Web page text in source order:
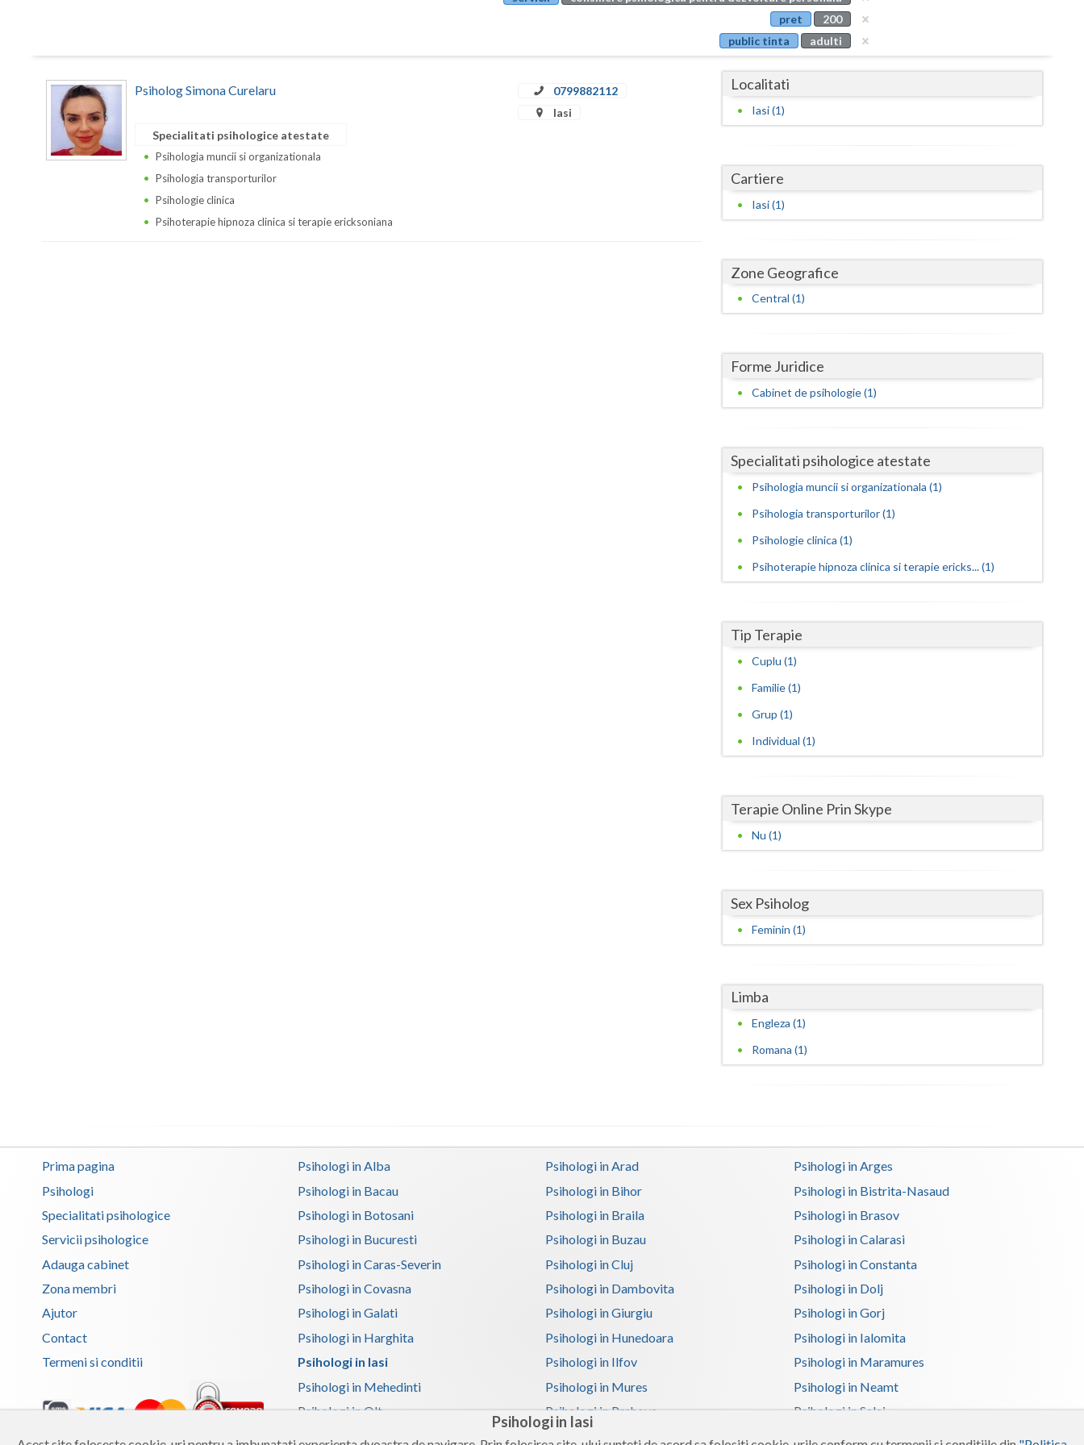
Psihologi in Iasi
Buzau
Calarasi
Caras-Severin
Hunedoara
Iasi
Ilfov
Neamt
Suceava
Teleorman
Valcea
Vrancea
pret
200
public tinta
adulti
Psiholog Simona Curelaru
0799882112
Iasi
Specialitati psihologice atestate
Psihologia muncii si organizationala
Psihologia transporturilor
Psihologie clinica
Psihoterapie hipnoza clinica si terapie ericksoniana
Localitati
Iasi (1)
Cartiere
Iasi (1)
Zone Geografice
Central (1)
Forme Juridice
Cabinet de psihologie (1)
Specialitati psihologice atestate
Psihologia muncii si organizationala (1)
Psihologia transporturilor (1)
Psihologie clinica (1)
Psihoterapie hipnoza clinica si terapie ericks... (1)
Tip Terapie
Cuplu (1)
Familie (1)
Grup (1)
Individual (1)
Terapie Online Prin Skype
Nu (1)
Sex Psiholog
Feminin (1)
Limba
Engleza (1)
Romana (1)
Prima pagina
Psihologi
Specialitati psihologice
Servicii psihologice
Adauga cabinet
Zona membri
Ajutor
Contact
Termeni si conditii
Psihologi in Alba Psihologi in Arad
Psihologi in Arges
Psihologi in Bacau
Psihologi in Bihor
Psihologi in Bistrita-Nasaud
Psihologi in Botosani
Psihologi in Braila
Psihologi in Brasov
Psihologi in Bucuresti
Psihologi in Buzau
Psihologi in Calarasi
Psihologi in Caras-Severin
Psihologi in Cluj
Psihologi in Constanta
Psihologi in Covasna
Psihologi in Dambovita
Psihologi in Dolj
Psihologi in Galati
Psihologi in Giurgiu
Psihologi in Gorj
Psihologi in Harghita
Psihologi in Hunedoara
Psihologi in Ialomita
Psihologi in Iasi
Psihologi in Ilfov
Psihologi in Maramures
Psihologi in Mehedinti
Psihologi in Mures
Psihologi in Neamt
Psihologi in Olt
Psihologi in Prahova
Psihologi in Salaj